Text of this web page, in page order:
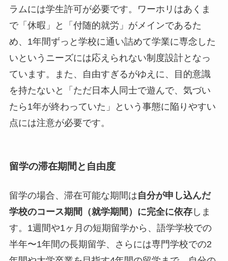
ラムには学生許可が必要です。ワーホリはあくま
で「休暇」と「付随的就労」がメインであるた
め、1年間ずっと学校に通い詰めて学業に専念した
いというニーズには応えられない制度設計となっ
ています。また、自由すぎるがゆえに、目的意識
を持たないと「ただ日本人同士で遊んで、気づい
たら1年が終わっていた」という事態に陥りやすい
点には注意が必要です。
留学の滞在期間と自由度
留学の場合、滞在可能な期間は自分が申し込んだ
学校のコース期間（就学期間）に完全に依存しま
す。1週間や1ヶ月の短期留学から、語学学校での
半年〜1年間の長期留学、さらには専門学校での2